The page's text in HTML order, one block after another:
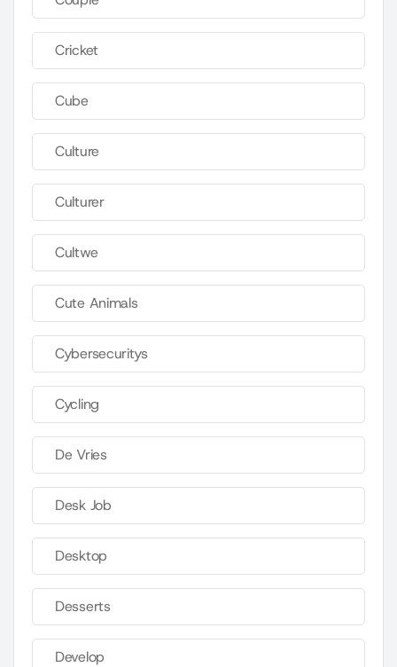
Cricket
Cube
Culture
Culturer
Cultwe
Cute Animals
Cybersecuritys
Cycling
De Vries
Desk Job
Desktop
Desserts
Develop